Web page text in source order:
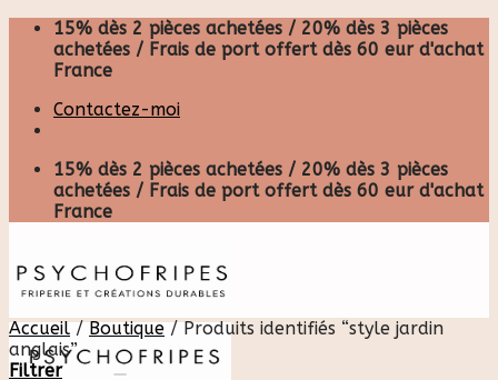
Skip
content
15% dès 2 pièces achetées / 20% dès 3 pièces
achetées / Frais de port offert dès 60 eur d'achat
France
Contactez-moi
15% dès 2 pièces achetées / 20% dès 3 pièces
achetées / Frais de port offert dès 60 eur d'achat
France
Accueil / Boutique /Produits identifiés “style jardin
anglais”
Filtrer